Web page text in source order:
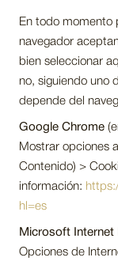
En todo momento
navegador
bien seleccionar
no, siguiendo uno
depende del
Google Chrome
Mostrar opciones
Contenido) >
información:
hl=es
Microsoft Internet
Opciones de